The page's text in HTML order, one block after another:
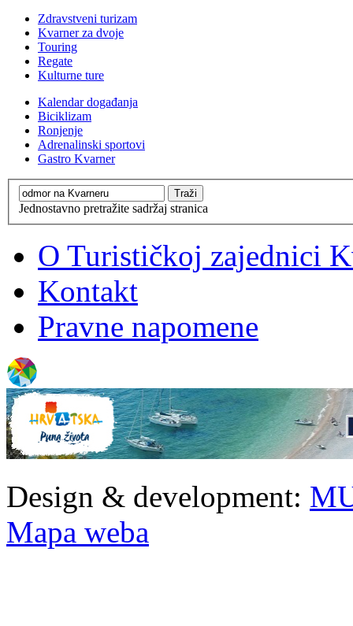
Zdravstveni turizam
Kvarner za dvoje
Touring
Regate
Kulturne ture
Kalendar događanja
Biciklizam
Ronjenje
Adrenalinski sportovi
Gastro Kvarner
Jednostavno pretražite sadržaj stranica
O Turističkoj zajednici
Kontakt
Pravne napomene
Design & development:
Mapa weba